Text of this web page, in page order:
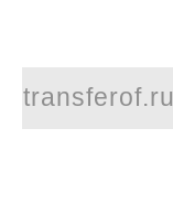
transferof.ru